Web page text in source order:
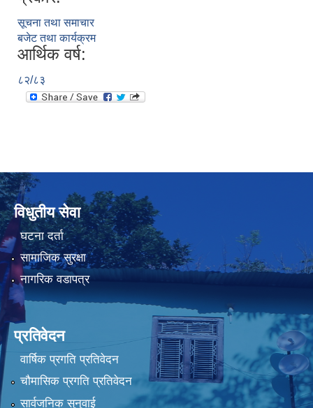
सूचना तथा समाचार
बजेट तथा कार्यक्रम
आर्थिक वर्ष:
८२/८३
विधुतीय सेवा
घटना दर्ता
सामाजिक सुरक्षा
नागरिक वडापत्र
प्रतिवेदन
वार्षिक प्रगति प्रतिवेदन
चौमासिक प्रगति प्रतिवेदन
सार्वजनिक सुनुवाई